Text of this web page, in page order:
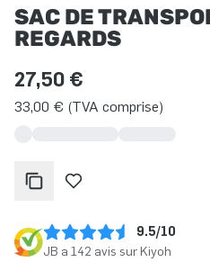
SAC DE
REGARDS
27,50 €
33,00 € (TVA comprise)
9.5/10
JB a 142 avis sur Kiyoh